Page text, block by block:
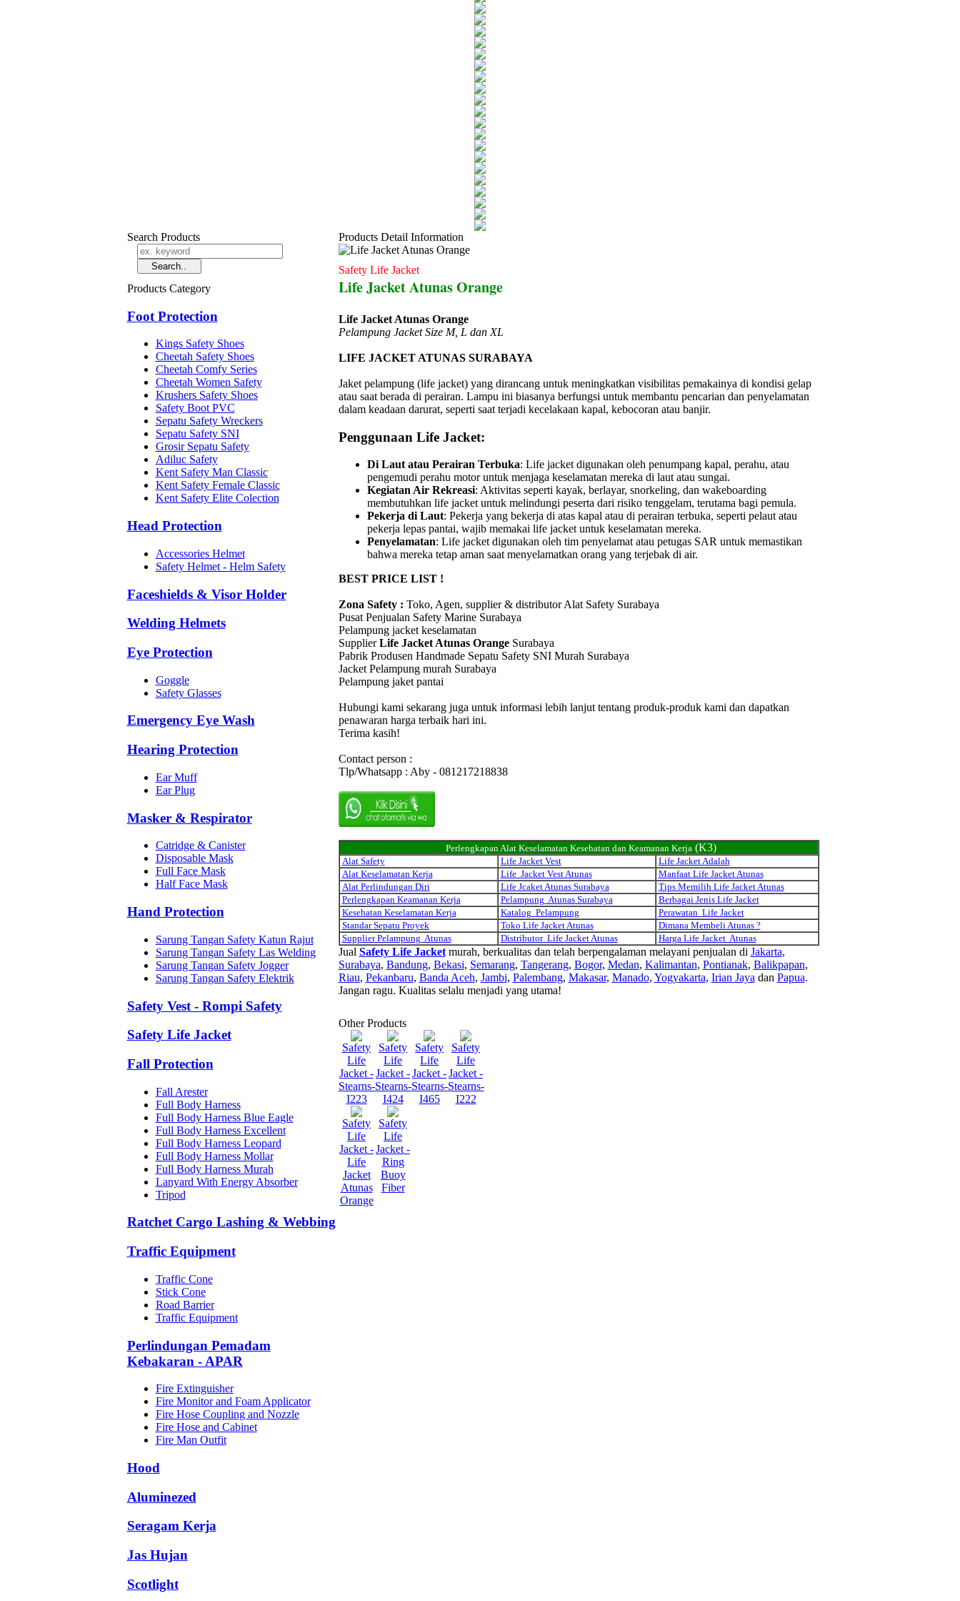
Search Products
Products Category
Foot Protection
Kings Safety Shoes
Cheetah Safety Shoes
Cheetah Comfy Series
Cheetah Women Safety
Krushers Safety Shoes
Safety Boot PVC
Sepatu Safety Wreckers
Sepatu Safety SNI
Grosir Sepatu Safety
Adiluc Safety
Kent Safety Man Classic
Kent Safety Female Classic
Kent Safety Elite Colection
Head Protection
Accessories Helmet
Safety Helmet - Helm Safety
Faceshields & Visor Holder
Welding Helmets
Eye Protection
Goggle
Safety Glasses
Emergency Eye Wash
Hearing Protection
Ear Muff
Ear Plug
Masker & Respirator
Catridge & Canister
Disposable Mask
Full Face Mask
Half Face Mask
Hand Protection
Sarung Tangan Safety Katun Rajut
Sarung Tangan Safety Las Welding
Sarung Tangan Safety Jogger
Sarung Tangan Safety Elektrik
Safety Vest - Rompi Safety
Safety Life Jacket
Fall Protection
Fall Arester
Full Body Harness
Full Body Harness Blue Eagle
Full Body Harness Excellent
Full Body Harness Leopard
Full Body Harness Mollar
Full Body Harness Murah
Lanyard With Energy Absorber
Tripod
Ratchet Cargo Lashing & Webbing
Traffic Equipment
Traffic Cone
Stick Cone
Road Barrier
Traffic Equipment
Perlindungan Pemadam
Kebakaran - APAR
Fire Extinguisher
Fire Monitor and Foam Applicator
Fire Hose Coupling and Nozzle
Fire Hose and Cabinet
Fire Man Outfit
Hood
Aluminezed
Seragam Kerja
Jas Hujan
Scotlight
Products Detail Information
Safety Life Jacket
Life Jacket Atunas Orange
Life Jacket Atunas Orange
Pelampung Jacket Size M, L dan XL
LIFE JACKET ATUNAS SURABAYA
Jaket pelampung (life jacket) yang dirancang untuk meningkatkan visibilitas pemakainya di kondisi gelap
atau saat berada di perairan. Lampu ini biasanya berfungsi untuk membantu pencarian dan penyelamatan
dalam keadaan darurat, seperti saat terjadi kecelakaan kapal, kebocoran atau banjir.
Penggunaan Life Jacket:
Di Laut atau Perairan Terbuka: Life jacket digunakan oleh penumpang kapal, perahu, atau
pengemudi perahu motor untuk menjaga keselamatan mereka di laut atau sungai.
Kegiatan Air Rekreasi: Aktivitas seperti kayak, berlayar, snorkeling, dan wakeboarding
membutuhkan life jacket untuk melindungi peserta dari risiko tenggelam, terutama bagi pemula.
Pekerja di Laut: Pekerja yang bekerja di atas kapal atau di perairan terbuka, seperti pelaut atau
pekerja lepas pantai, wajib memakai life jacket untuk keselamatan mereka.
Penyelamatan: Life jacket digunakan oleh tim penyelamat atau petugas SAR untuk memastikan
bahwa mereka tetap aman saat menyelamatkan orang yang terjebak di air.
BEST PRICE LIST !
Zona Safety : Toko, Agen, supplier & distributor Alat Safety Surabaya
Pusat Penjualan Safety Marine Surabaya
Pelampung jacket keselamatan
SupplierLife Jacket Atunas OrangeSurabaya
Pabrik Produsen Handmade Sepatu Safety SNI Murah Surabaya
Jacket Pelampung murah Surabaya
Pelampung jaket pantai
Hubungi kami sekarang juga untuk informasi lebih lanjut tentang produk-produk kami dan dapatkan
penawaran harga terbaik hari ini.
Terima kasih!
Contact person :
Tlp/Whatsapp : Aby - 081217218838
Perlengkapan Alat Keselamatan Kesehatan dan Keamanan Kerja (K3)
Alat Safety Life Jacket Vest
Life Jacket Adalah
Alat Keselamatan Kerja
Life Jacket Vest Atunas
Manfaat Life Jacket Atunas
Alat Perlindungan Diri
Life Jcaket Atunas Surabaya
Tips Memilih Life Jacket Atunas
Perlengkapan Keamanan Kerja
Pelampung Atunas Surabaya
Berbagai Jenis Life Jacket
Kesehatan Keselamatan Kerja
Katalog Pelampung
Perawatan Life Jacket
Standar Sepatu Proyek
Toko Life Jacket Atunas
Dimana Membeli Atunas ?
Supplier Pelampung Atunas
Distributor Life Jacket Atunas Harga Life Jacket Atunas
Jual Safety Life Jacketmurah, berkualitas dan telah berpengalaman melayani penjualan di Jakarta,
Surabaya, Bandung, Bekasi, Semarang, Tangerang, Bogor, Medan, Kalimantan, Pontianak, Balikpapan,
Riau, Pekanbaru, Banda Aceh, Jambi, Palembang, Makasar, Manado, Yogyakarta, Irian Jaya dan Papua.
Jangan ragu. Kualitas selalu menjadi yang utama!
Other Products
Safety
Life
Jacket -
Stearns-
I223
Safety
Life
Jacket -
Stearns-
I424
Safety
Life
Jacket -
Stearns-
I465
Safety
Life
Jacket -
Stearns-
I222
Safety
Life
Jacket -
Life
Jacket
Atunas
Orange
Safety
Life
Jacket -
Ring
Buoy
Fiber